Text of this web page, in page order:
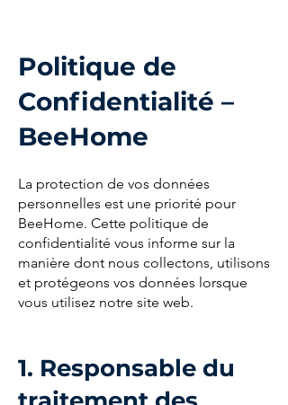
Politique de
Confidentialité –
BeeHome
La protection de vos données
personnelles est une priorité pour
BeeHome. Cette politique de
confidentialité vous informe sur la
manière dont nous collectons, utilisons
et protégeons vos données lorsque
vous utilisez notre site web.
1. Responsable du